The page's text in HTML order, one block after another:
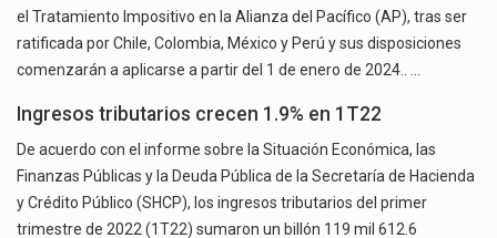
el Tratamiento Impositivo en la Alianza del Pacífico (AP), tras ser
ratificada por Chile, Colombia, México y Perú y sus disposiciones
comenzarán a aplicarse a partir del 1 de enero de 2024.. …
Ingresos tributarios crecen 1.9% en 1T22
De acuerdo con el informe sobre la Situación Económica, las
Finanzas Públicas y la Deuda Pública de la Secretaría de Hacienda
y Crédito Público (SHCP), los ingresos tributarios del primer
trimestre de 2022 (1T22) sumaron un billón 119 mil 612.6